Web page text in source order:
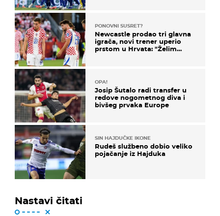
PONOVNI SUSRET?
Newcastle prodao tri glavna
igrača, novi trener uperio
prstom u Hrvata: "Želim
OPA!
Josip Šutalo radi transfer u
redove nogometnog diva i
bivšeg prvaka Europe
SIN HAJDUČKE IKONE
Rudeš službeno dobio veliko
pojačanje iz Hajduka
Nastavi čitati